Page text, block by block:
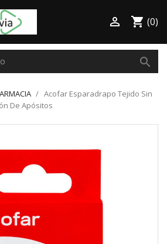
shopping_cart (0)

search
Acofar Esparadrapo Tejido Sin
De Apósitos